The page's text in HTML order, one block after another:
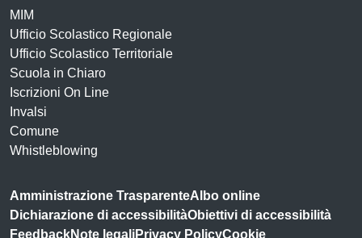
MIM
Ufficio Scolastico Regionale
Ufficio Scolastico Territoriale
Scuola in Chiaro
Iscrizioni On Line
Invalsi
Comune
Whistleblowing
Amministrazione TrasparenteAlbo online
Dichiarazione di accessibilitàObiettivi di accessibilità
FeedbackNote legaliPrivacy PolicyCookie